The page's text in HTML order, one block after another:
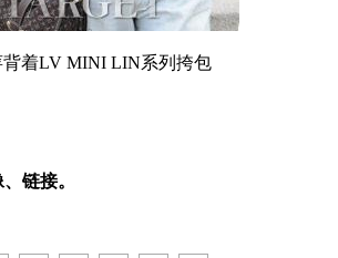
背着LV MINI LIN系列挎包
链接。